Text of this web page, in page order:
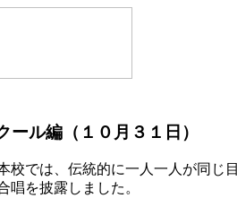
ル編（１０月３１日）
では、伝統的に一人一人が同じ
唱を披露しました。